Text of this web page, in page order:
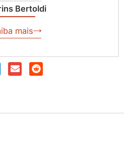
Bertoldi
mais